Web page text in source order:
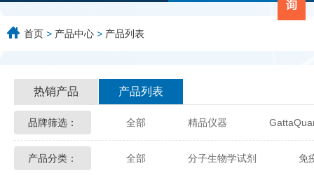
首页 > 产品中心 > 产品列表
热销产品 产品列表
品牌筛选： 全部 精品仪器
Glycon Biochem Sterlitech
产品分类： 全部 分子生物学试剂 免